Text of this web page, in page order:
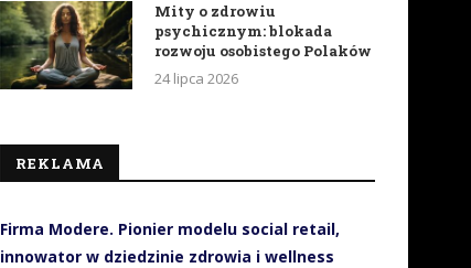
Mity o zdrowiu
psychicznym: blokada
rozwoju osobistego Polaków
24 lipca 2026
REKLAMA
Firma Modere. Pionier modelu social retail,
innowator w dziedzinie zdrowia i wellness